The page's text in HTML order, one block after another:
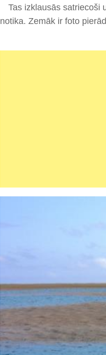
Tas izklausās satriecoši
notika. Zemāk ir foto